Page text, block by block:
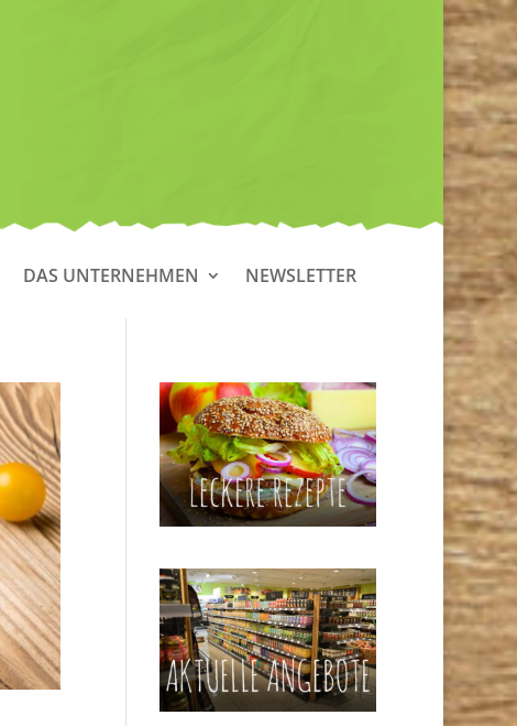
DAS UNTERNEHMEN NEWSLETTER